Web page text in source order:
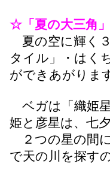
☆「夏の大三角
夏の空に輝く
タイル」・はく
ができあがりま
ベガは「織姫
姫と彦星は、七
２つの星の間
で天の川を探す